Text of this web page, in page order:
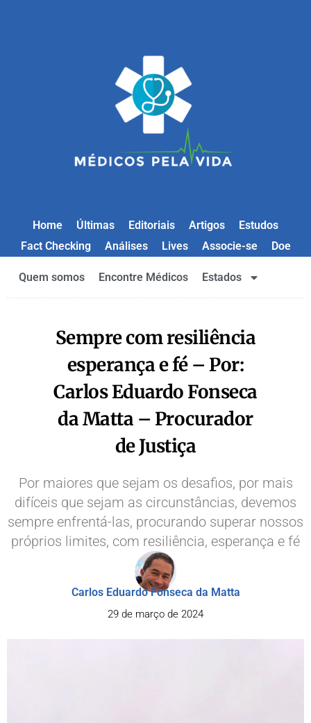
Home Últimas Editoriais Artigos
Estudos
Fact Checking
Análises Lives Associe-se Doe
Quem somos Encontre Médicos Estados
Sempre com resiliência
esperança e fé – Por:
Carlos Eduardo Fonseca
da Matta – Procurador
de Justiça
Por maiores que sejam os desafios, por mais
difíceis que sejam as circunstâncias, devemos
sempre enfrentá-las, procurando superar nossos
próprios limites, com resiliência, esperança e fé
Carlos Eduardo Fonseca da Matta
29 de março de 2024